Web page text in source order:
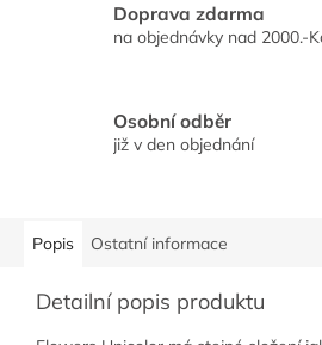
Doprava zdarma
na objednávky nad 2000.-
Osobní odběr
již v den objednání
Popis Ostatní informace
Detailní popis produktu